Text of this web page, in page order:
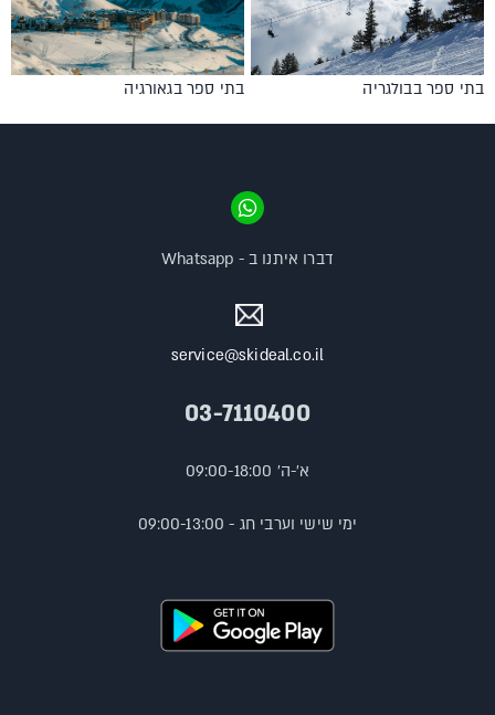
בתי ספר בבולגריה בתי ספר בגאורגיה
service@skideal.co.il
03-7110400
א'-ה' 09:00-18:00
ימי שישי וערבי חג - 09:00-13:00
דברו איתנו ב - Whatsapp